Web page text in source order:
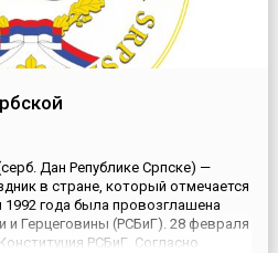
Дан Републике Српске) —
в стране, который отмечается
года была провозглашена
и Герцеговины (РСБиГ). 28 февраля
РСБиГ. Согласно